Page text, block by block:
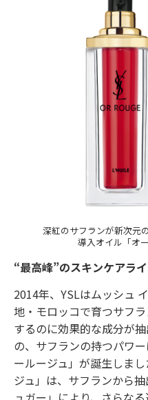
深紅のサフランが新次元
導入オイル「オ
“最高峰”のスキンケアラ
2014年、YSLはムッシュ
地・モロッコで育つサフ
するのに効果的な成分が
の、サフランの持つパワ
ールージュ」が誕生しま
ジュ」は、サフランから